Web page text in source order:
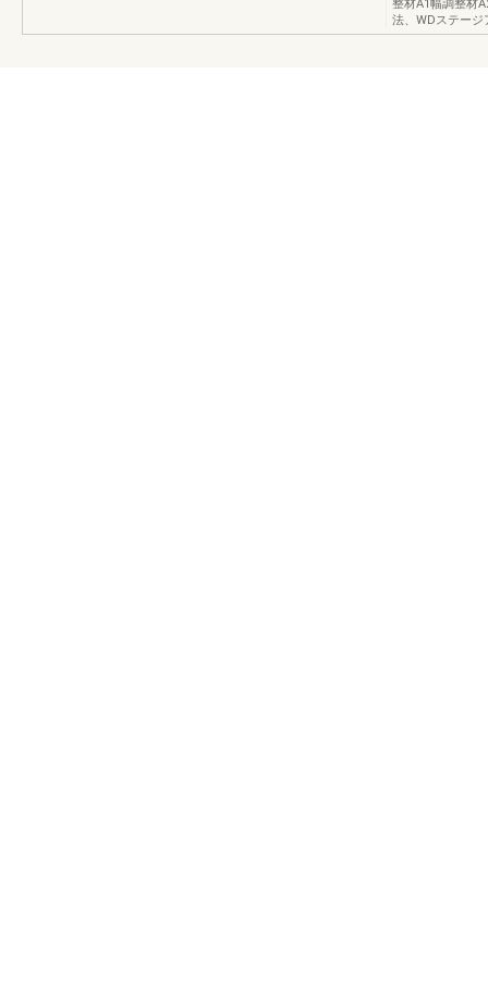
整材A1幅調整材
法、WDステージ